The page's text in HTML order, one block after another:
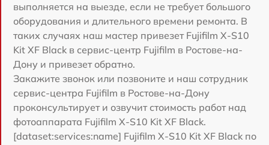
выполняется на выезде, если не требует большого
оборудования и длительного времени ремонта. В
таких случаях наш мастер привезет Fujifilm X-S10
Kit XF Black в сервис-центр Fujifilm в Ростове-на-
Дону и привезет обратно.
Закажите звонок или позвоните и наш сотрудник
сервис-центра Fujifilm в Ростове-на-Дону
проконсультирует и озвучит стоимость работ над
фотоаппарата Fujifilm X-S10 Kit XF Black.
[dataset:services:name] Fujifilm X-S10 Kit XF Black по